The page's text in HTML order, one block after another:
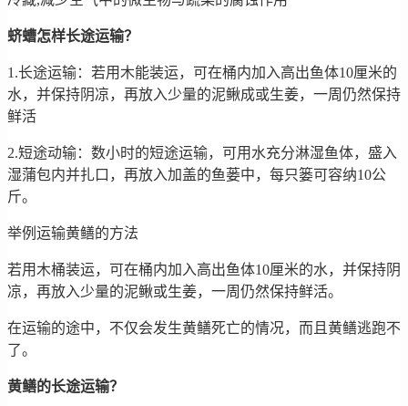
蛴螬怎样长途运输？
1.长途运输：若用木能装运，可在桶内加入高出鱼体10厘米的
水，并保持阴凉，再放入少量的泥鳅成或生姜，一周仍然保持
鲜活
2.短途动输：数小时的短途运输，可用水充分淋湿鱼体，盛入
湿蒲包内并扎口，再放入加盖的鱼蒌中，每只篓可容纳10公
斤。
举例运输黄鳝的方法
若用木桶装运，可在桶内加入高出鱼体10厘米的水，并保持阴
凉，再放入少量的泥鳅或生姜，一周仍然保持鲜活。
在运输的途中，不仅会发生黄鳝死亡的情况，而且黄鳝逃跑不
了。
黄鳝的长途运输？